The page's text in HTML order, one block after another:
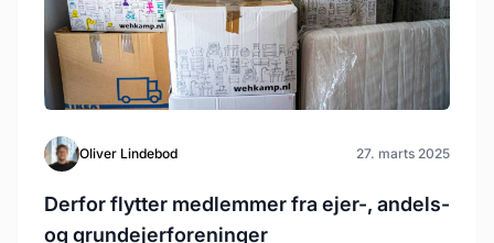
Oliver Lindebod 27. marts 2025
Derfor flytter medlemmer fra ejer-, andels-
og grundejerforeninger